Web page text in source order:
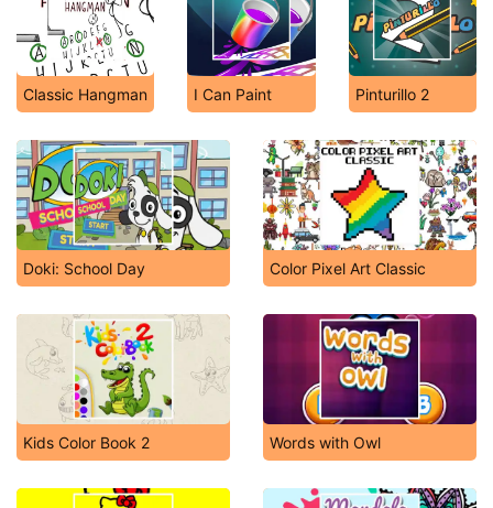
Classic Hangman I Can Paint Pinturillo 2
Doki: School Day Color Pixel Art Classic
Kids Color Book 2 Words with Owl